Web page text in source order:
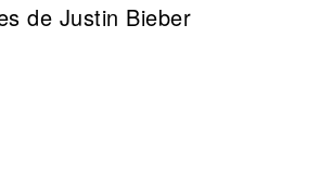
de Justin Bieber